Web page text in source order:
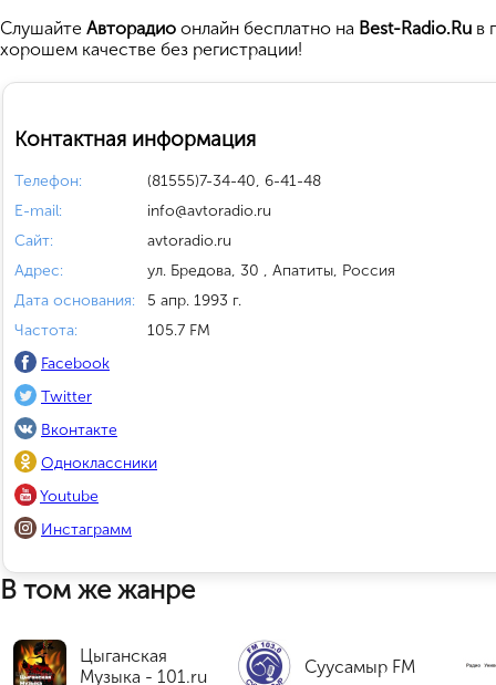
Cлушайте Авторадио онлайн бесплатно на Best-Radio.Ru в
хорошем качестве без регистрации!
Контактная информация
Телефон:
(81555)7-34-40, 6-41-48
E-mail:
info@avtoradio.ru
Сайт:
avtoradio.ru
Адрес:
ул. Бредова, 30 , Апатиты, Россия
Дата основания:
5 апр. 1993 г.
Частота:
105.7 FM
Facebook
Twitter
Вконтакте
Одноклассники
Youtube
Инстаграмм
В том же жанре
Цыганская
Музыка - 101.ru
Суусамыр FM